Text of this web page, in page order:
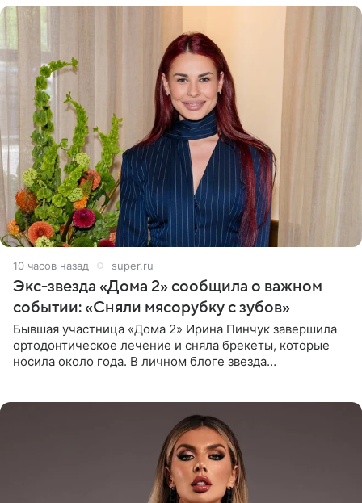
10 часов назад super.ru
Экс-звезда «Дома 2» сообщила о важном
событии: «Сняли мясорубку с зубов»
Бывшая участница «Дома 2» Ирина Пинчук завершила
ортодонтическое лечение и сняла брекеты, которые
носила около года. В личном блоге звезда